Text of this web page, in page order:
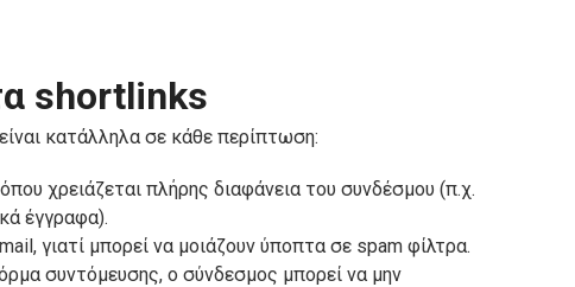
shortlinks
κατάλληλα σε κάθε περίπτωση:
χρειάζεται πλήρης διαφάνεια του συνδέσμου (π.χ.
έγγραφα).
γιατί μπορεί να μοιάζουν ύποπτα σε spam φίλτρα.
συντόμευσης, ο σύνδεσμος μπορεί να μην